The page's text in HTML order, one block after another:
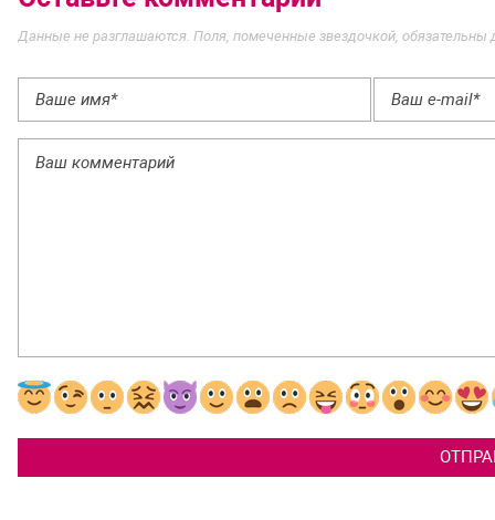
Данные не разглашаются. Поля, помеченные звездочкой, обязательны